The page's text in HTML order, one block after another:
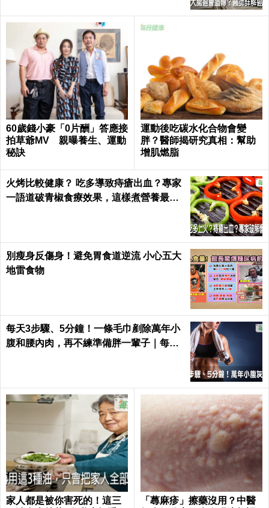
60歲錢小豪「0片酬」答應接
拍草爺MV 親曝養生、運動
秘訣
運動後吃碳水化合物會變
胖？醫師揭研究真相：幫助
增肌燃脂
火烤比較健康？ 吃多導致痔瘡出血？專家
一語道破青椒食療效果，這樣煮營養最足
別瘦身反傷身！避免胃食道逆流 小心五大
地雷食物
每天3步驟、5分鐘！一條毛巾剷除萬年小
腹和腰內肉，再不練準備胖一輩子｜每日
家人都是被你害死的！這三
「蕁麻疹」擦藥沒用？中醫